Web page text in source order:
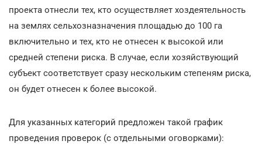
проекта отнесли тех, кто осуществляет хоздеятельность
на землях сельхозназначения площадью до 100 га
включительно и тех, кто не отнесен к высокой или
средней степени риска. В случае, если хозяйствующий
субъект соответствует сразу нескольким степеням риска,
он будет отнесен к более высокой.
Для указанных категорий предложен такой график
проведения проверок (с отдельными оговорками):